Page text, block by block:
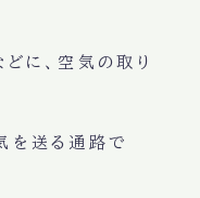
に、 空気の取り
を送る 通路で